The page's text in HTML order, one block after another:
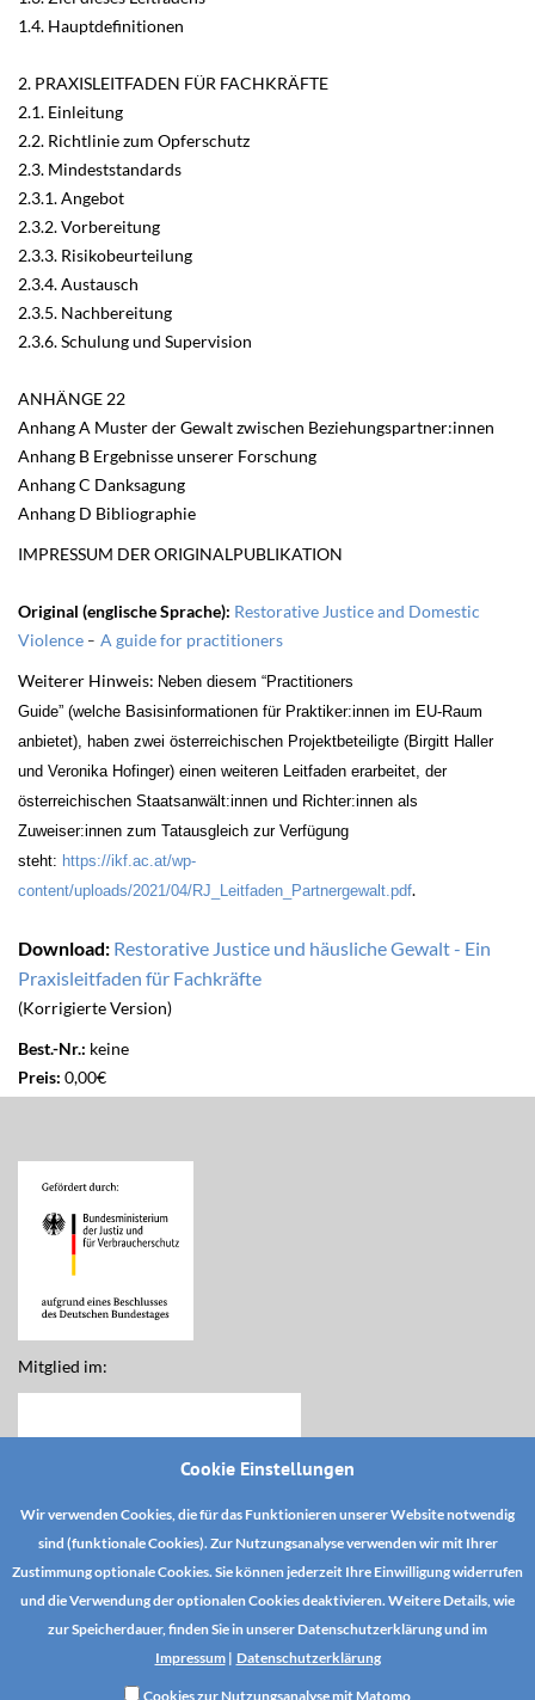
Cookie Einstellungen
Wir verwenden Cookies, die für das Funktionieren unserer Website notwendig
sind (funktionale Cookies). Zur Nutzungsanalyse verwenden wir mit Ihrer
Zustimmung optionale Cookies. Sie können jederzeit Ihre Einwilligung widerrufen
und die Verwendung der optionalen Cookies deaktivieren. Weitere Details, wie
zur Speicherdauer, finden Sie in unserer Datenschutzerklärung und im
Impressum| Datenschutzerklärung
Cookies zur Nutzungsanalyse mit Matomo
1.4. Hauptdefinitionen
2. PRAXISLEITFADEN FÜR FACHKRÄFTE
2.1. Einleitung
2.2. Richtlinie zum Opferschutz
2.3. Mindeststandards
2.3.1. Angebot
2.3.2. Vorbereitung
2.3.3. Risikobeurteilung
2.3.4. Austausch
2.3.5. Nachbereitung
2.3.6. Schulung und Supervision
ANHÄNGE 22
Anhang A Muster der Gewalt zwischen Beziehungspartner:innen
Anhang B Ergebnisse unserer Forschung
Anhang C Danksagung
Anhang D Bibliographie
IMPRESSUM DER ORIGINALPUBLIKATION
Original (englische Sprache): Restorative Justice and Domestic
Violence - A guide for practitioners
Weiterer Hinweis: Neben diesem “Practitioners
Guide” (welche Basisinformationen für Praktiker:innen im EU-Raum
anbietet), haben zwei österreichischen Projektbeteiligte (Birgitt Haller
und Veronika Hofinger) einen weiteren Leitfaden erarbeitet, der
österreichischen Staatsanwält:innen und Richter:innen als
Zuweiser:innen zum Tatausgleich zur Verfügung
steht: https://ikf.ac.at/wp-
content/uploads/2021/04/RJ_Leitfaden_Partnergewalt.pdf.
Download: Restorative Justice und häusliche Gewalt - Ein
Praxisleitfaden für Fachkräfte
(Korrigierte Version)
Best.-Nr.: keine
Preis: 0,00€
Mitglied im: